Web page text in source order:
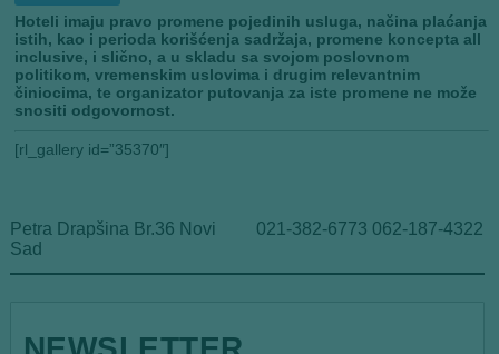
Hoteli imaju pravo promene pojedinih usluga, načina plaćanja
istih, kao i perioda korišćenja sadržaja, promene koncepta all
inclusive, i slično, a u skladu sa svojom poslovnom
politikom, vremenskim uslovima i drugim relevantnim
činiocima, te organizator putovanja za iste promene ne može
snositi odgovornost.
[rl_gallery id=”35370″]
Petra Drapšina Br.36 Novi
Sad
021-382-6773 062-187-4322
m